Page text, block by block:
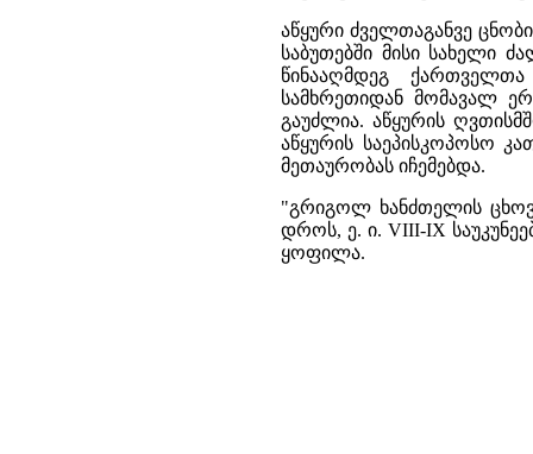
აწყური ძველთაგანვე
საბუთებში მისი სახელი
წინააღმდეგ
სამხრეთიდან მომავალ
გაუძლია. აწყურის
აწყურის საეპისკოპოსო
მეთაურობას იჩემებდა.
"გრიგოლ ხანძთელის
დროს, ე. ი. VIII-IX
ყოფილა.